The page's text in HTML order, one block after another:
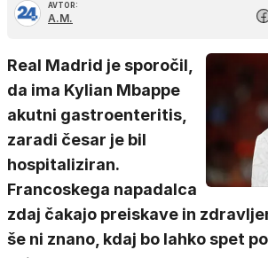
AVTOR:
A.M.
Real Madrid je sporočil,
da ima Kylian Mbappe
akutni gastroenteritis,
zaradi česar je bil
hospitaliziran.
Francoskega napadalca
zdaj čakajo preiskave in
še ni znano, kdaj bo lahko spet